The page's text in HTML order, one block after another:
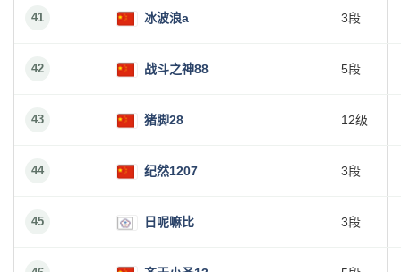
41 冰波浪a 3段
42 战斗之神88 5段
43 猪脚28 12级
44 纪然1207 3段
45 日呢嘛比 3段